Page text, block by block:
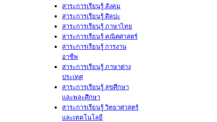
สาระการเรียนรู้ สังคม
สาระการเรียนรู้ ศิลปะ
สาระการเรียนรู้ ภาษาไทย
สาระการเรียนรู้ คณิตศาสตร์
สาระการเรียนรู้ การงาน
อาชีพ
สาระการเรียนรู้ ภาษาต่าง
ประเทศ
สาระการเรียนรู้ สุขศึกษา
และพละศึกษา
สาระการเรียนรู้ วิทยาศาสตร์
และเทคโนโลยี